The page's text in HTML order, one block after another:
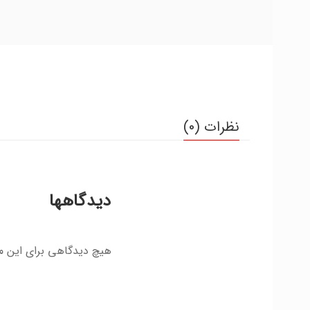
نظرات (0)
دیدگاهها
هیچ دیدگاهی برای